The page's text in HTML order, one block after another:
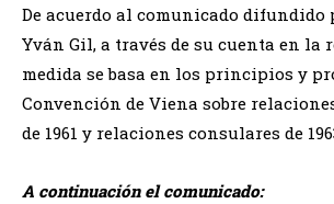
De acuerdo al comunicado
Yván Gil, a través de su cuenta en la
medida se basa en los principios y
Convención de Viena sobre
de 1961 y relaciones consulares de
A continuación el comunicado: